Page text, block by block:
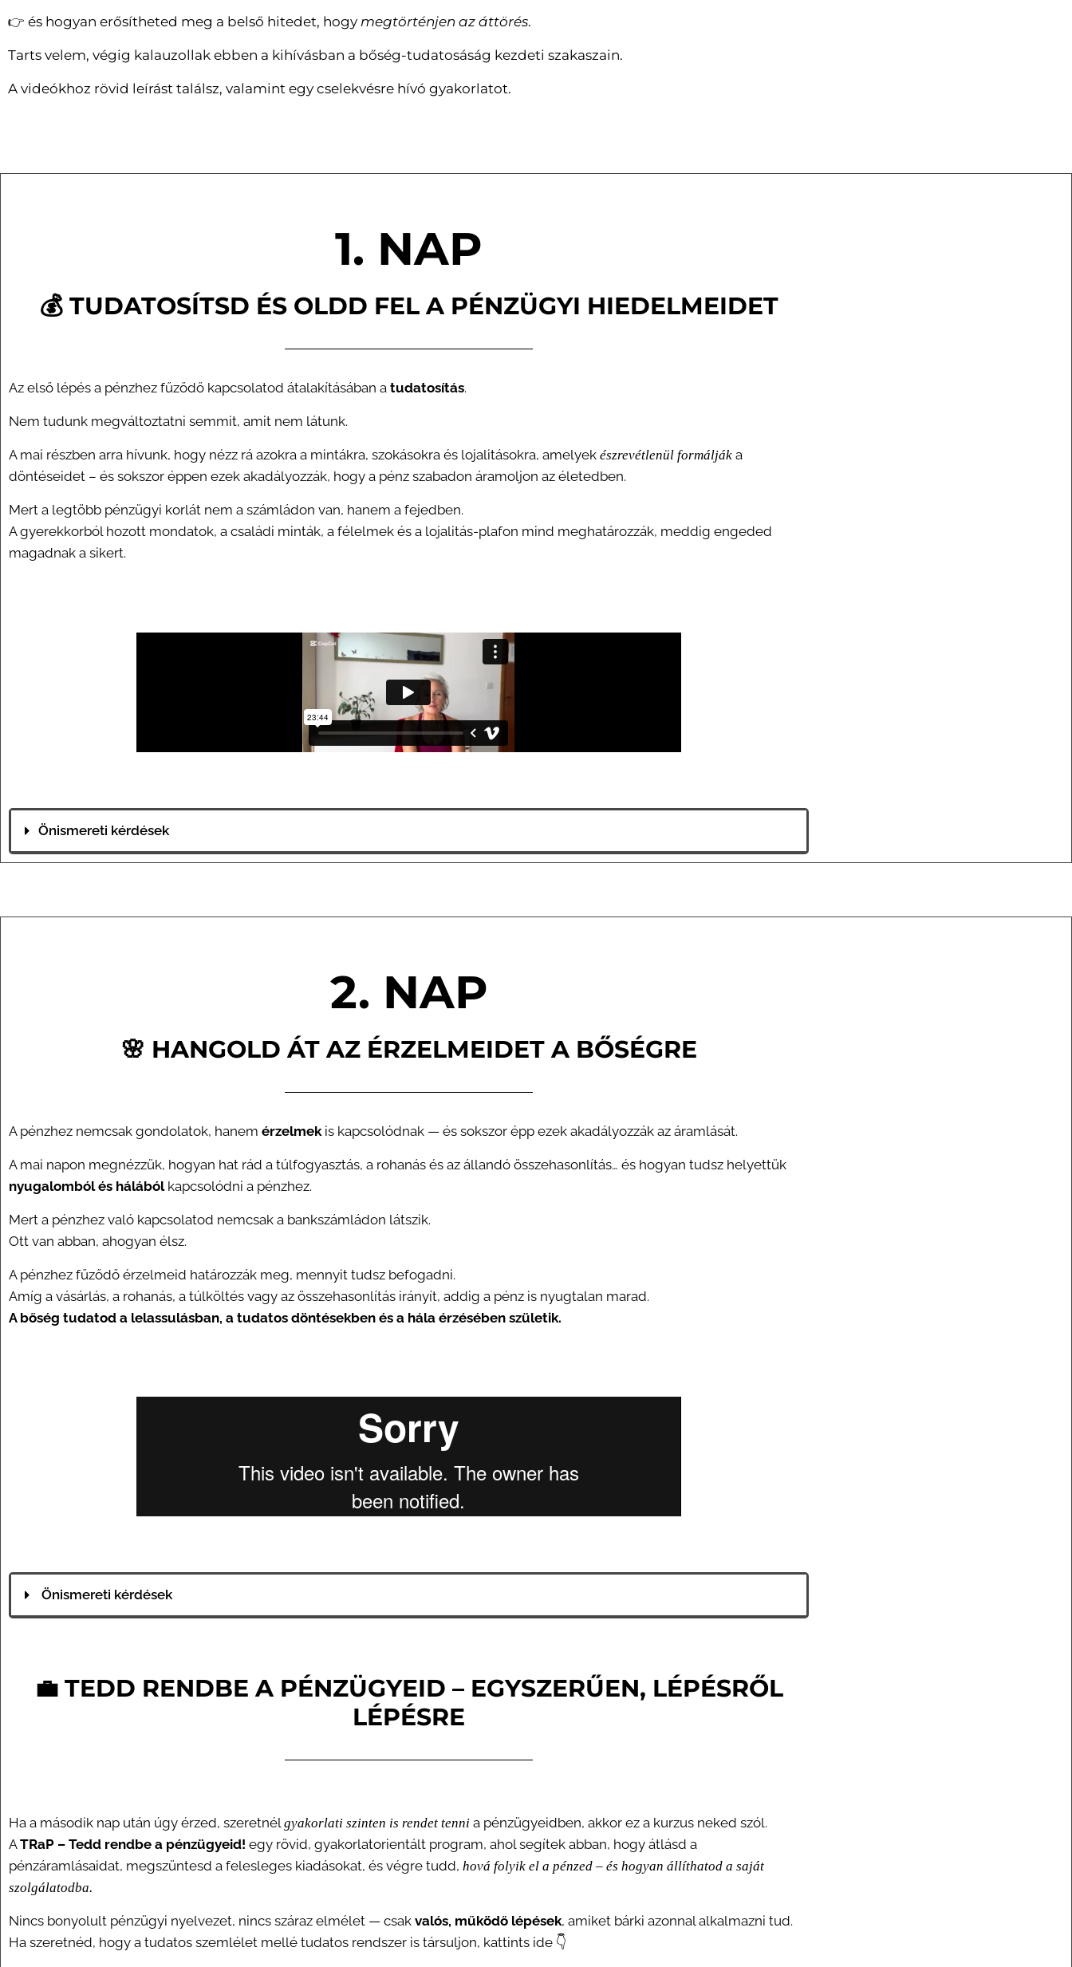
👉 és hogyan erősítheted meg a belső hitedet, hogy megtörténjen az áttörés.
Tarts velem, végig kalauzollak ebben a kihívásban a bőség-tudatosáság kezdeti szakaszain.
A videókhoz rövid leírást találsz, valamint egy cselekvésre hívó gyakorlatot.
1. NAP
💰 TUDATOSÍTSD ÉS OLDD FEL A PÉNZÜGYI HIEDELMEIDET
Az első lépés a pénzhez fűződő kapcsolatod átalakításában a tudatosítás.
Nem tudunk megváltoztatni semmit, amit nem látunk.
A mai részben arra hívunk, hogy nézz rá azokra a mintákra, szokásokra és lojalitásokra, amelyek észrevétlenül formálják a
döntéseidet – és sokszor éppen ezek akadályozzák, hogy a pénz szabadon áramoljon az életedben.
Mert a legtöbb pénzügyi korlát nem a számládon van, hanem a fejedben.
A gyerekkorból hozott mondatok, a családi minták, a félelmek és a lojalitás-plafon mind meghatározzák, meddig engeded
magadnak a sikert.
Önismereti kérdések
2. NAP
🌸 HANGOLD ÁT AZ ÉRZELMEIDET A BŐSÉGRE
A pénzhez nemcsak gondolatok, hanem érzelmek is kapcsolódnak — és sokszor épp ezek akadályozzák az áramlását.
A mai napon megnézzük, hogyan hat rád a túlfogyasztás, a rohanás és az állandó összehasonlítás… és hogyan tudsz helyettük
nyugalomból és hálábólkapcsolódni a pénzhez.
Mert a pénzhez való kapcsolatod nemcsak a bankszámládon látszik.
Ott van abban, ahogyan élsz.
A pénzhez fűződő érzelmeid határozzák meg, mennyit tudsz befogadni.
Amíg a vásárlás, a rohanás, a túlköltés vagy az összehasonlítás irányít, addig a pénz is nyugtalan marad.
A bőség tudatod a lelassulásban, a tudatos döntésekben és a hála érzésében születik.
Önismereti kérdések
💼 TEDD RENDBE A PÉNZÜGYEID – EGYSZERŰEN, LÉPÉSRŐL
LÉPÉSRE
Ha a második nap után úgy érzed, szeretnélgyakorlati szinten is rendet tenni a pénzügyeidben, akkor ez a kurzus neked szól.
ATRaP – Tedd rendbe a pénzügyeid! egy rövid, gyakorlatorientált program, ahol segítek abban, hogy átlásd a
pénzáramlásaidat, megszüntesd a felesleges kiadásokat, és végre tudd, hová folyik el a pénzed – és hogyan állíthatod a saját
szolgálatodba.
Nincs bonyolult pénzügyi nyelvezet, nincs száraz elmélet — csak valós, működő lépések, amiket bárki azonnal alkalmazni tud.
Ha szeretnéd, hogy a tudatos szemlélet mellé tudatos rendszer is társuljon, kattints ide 👇